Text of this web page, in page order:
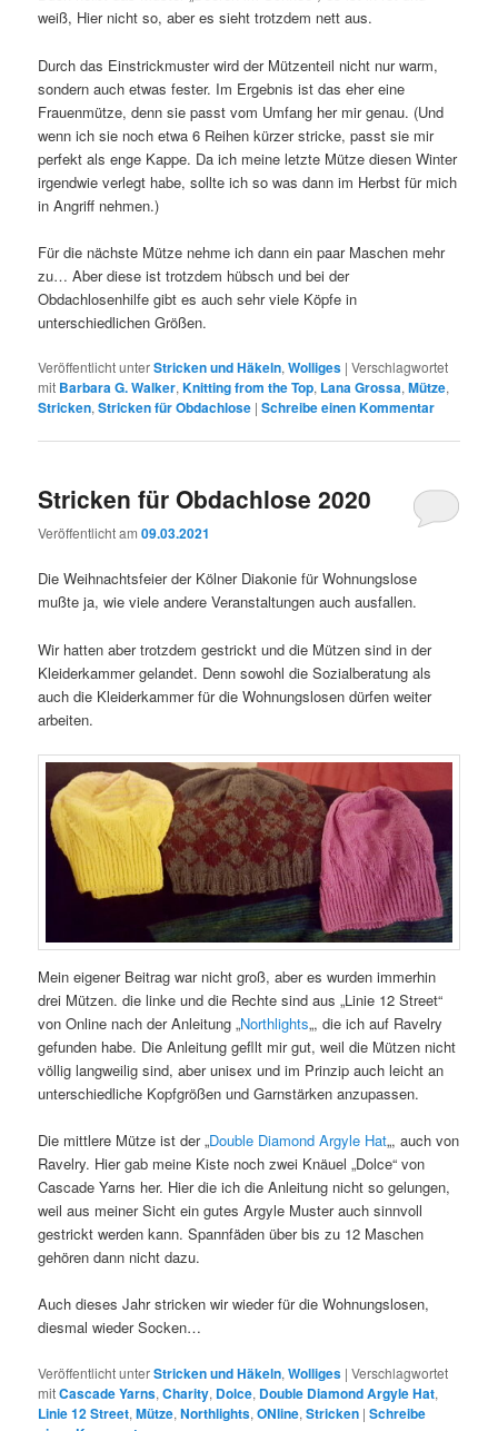
weiß, Hier nicht so, aber es sieht trotzdem nett aus.
Durch das Einstrickmuster wird der Mützenteil nicht nur warm,
sondern auch etwas fester. Im Ergebnis ist das eher eine
Frauenmütze, denn sie passt vom Umfang her mir genau. (Und
wenn ich sie noch etwa 6 Reihen kürzer stricke, passt sie mir
perfekt als enge Kappe. Da ich meine letzte Mütze diesen Winter
irgendwie verlegt habe, sollte ich so was dann im Herbst für mich
in Angriff nehmen.)
Für die nächste Mütze nehme ich dann ein paar Maschen mehr
zu… Aber diese ist trotzdem hübsch und bei der
Obdachlosenhilfe gibt es auch sehr viele Köpfe in
unterschiedlichen Größen.
Veröffentlicht unterStricken und Häkeln,Wolliges |Verschlagwortet
mit Barbara G. Walker,Knitting from the Top, Lana Grossa,Mütze,
Stricken,Stricken für Obdachlose |Schreibe einen Kommentar
Stricken für Obdachlose 2020
Veröffentlicht am09.03.2021
Die Weihnachtsfeier der Kölner Diakonie für Wohnungslose
mußte ja, wie viele andere Veranstaltungen auch ausfallen.
Wir hatten aber trotzdem gestrickt und die Mützen sind in der
Kleiderkammer gelandet. Denn sowohl die Sozialberatung als
auch die Kleiderkammer für die Wohnungslosen dürfen weiter
arbeiten.
Mein eigener Beitrag war nicht groß, aber es wurden immerhin
drei Mützen. die linke und die Rechte sind aus „Linie 12 Street“
von Online nach der Anleitung „Northlights„, die ich auf Ravelry
gefunden habe. Die Anleitung gefllt mir gut, weil die Mützen nicht
völlig langweilig sind, aber unisex und im Prinzip auch leicht an
unterschiedliche Kopfgrößen und Garnstärken anzupassen.
Die mittlere Mütze ist der „Double Diamond Argyle Hat„, auch von
Ravelry. Hier gab meine Kiste noch zwei Knäuel „Dolce“ von
Cascade Yarns her. Hier die ich die Anleitung nicht so gelungen,
weil aus meiner Sicht ein gutes Argyle Muster auch sinnvoll
gestrickt werden kann. Spannfäden über bis zu 12 Maschen
gehören dann nicht dazu.
Auch dieses Jahr stricken wir wieder für die Wohnungslosen,
diesmal wieder Socken…
Veröffentlicht unterStricken und Häkeln,Wolliges |Verschlagwortet
mitCascade Yarns,Charity, Dolce, Double Diamond Argyle Hat,
Linie 12 Street,Mütze,Northlights,ONline,Stricken |Schreibe